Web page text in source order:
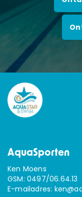
AquaSporten
Ken Moens
GSM: 0497/06.64.13
E-mailadres: